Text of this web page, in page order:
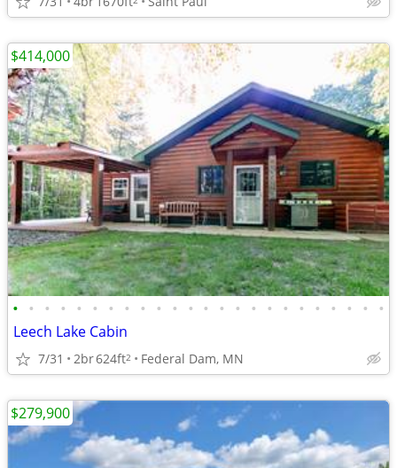
• • • • • • • • • • • • • • • • • • • • • • • •
Leech Lake Cabin
7/31 2br624ft2 Federal Dam, MN
$414,000
$279,900